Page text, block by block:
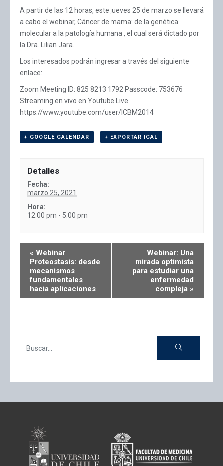
A partir de las 12 horas, este jueves 25 de marzo se llevará
a cabo el webinar, Cáncer de mama: de la genética
molecular a la patología humana , el cual será dictado por
la Dra. Lilian Jara.
Los interesados podrán ingresar a través del siguiente
enlace:
Zoom Meeting ID: 825 8213 1792 Passcode: 753676
Streaming en vivo en Youtube Live
https://www.youtube.com/user/ICBM2014
+ GOOGLE CALENDAR + EXPORTAR ICAL
Detalles
Fecha:
marzo 25, 2021
Hora:
12:00 pm - 5:00 pm
« Webinar
Proteostasis: desde
mecanismos
fundamentales
hacia aplicaciones
Webinar: Una
mirada optimista
para estudiar una
enfermedad
compleja »